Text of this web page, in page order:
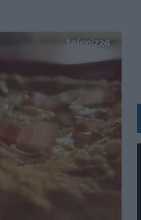
DISPOSITIVO MÁS UTILIZADO
Y SOLERO
CULTURALES Y ECONÓMICOS
LOS MEDIOS